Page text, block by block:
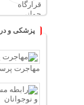
پزشکی و
مهاجرت